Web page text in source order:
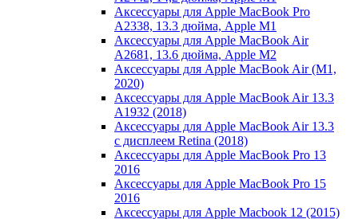
Аксессуары для Apple MacBook Pro
A2338, 13.3 дюйма, Apple M1
Аксессуары для Apple MacBook Air
A2681, 13.6 дюйма, Apple M2
Аксессуары для Apple MacBook Air (M1,
2020)
Аксессуары для Apple MacBook Air 13.3
A1932 (2018)
Аксессуары для Apple MacBook Air 13.3
с дисплеем Retina (2018)
Аксессуары для Apple MacBook Pro 13
2016
Аксессуары для Apple MacBook Pro 15
2016
Аксессуары для Apple Macbook 12 (2015)